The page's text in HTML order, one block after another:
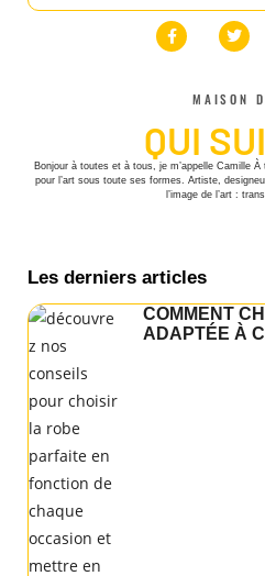
MAISON
QUI
Bonjour à toutes et à tous, je m’appelle Camille
pour l’art sous toute ses formes. Artiste,
l’image de l’art :
Les derniers articles
COMMENT
ADAPTÉE À